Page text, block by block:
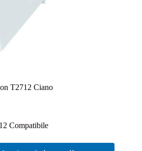
T2712 Ciano
Compatibile